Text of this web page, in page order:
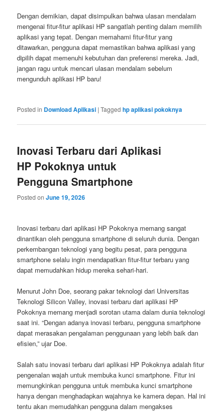
Dengan demikian, dapat disimpulkan bahwa ulasan mendalam
mengenai fitur-fitur aplikasi HP sangatlah penting dalam memilih
aplikasi yang tepat. Dengan memahami fitur-fitur yang
ditawarkan, pengguna dapat memastikan bahwa aplikasi yang
dipilih dapat memenuhi kebutuhan dan preferensi mereka. Jadi,
jangan ragu untuk mencari ulasan mendalam sebelum
mengunduh aplikasi HP baru!
Posted in Download Aplikasi |Tagged hp aplikasi pokoknya
Inovasi Terbaru dari Aplikasi
HP Pokoknya untuk
Pengguna Smartphone
Posted onJune 19, 2026
Inovasi terbaru dari aplikasi HP Pokoknya memang sangat
dinantikan oleh pengguna smartphone di seluruh dunia. Dengan
perkembangan teknologi yang begitu pesat, para pengguna
smartphone selalu ingin mendapatkan fitur-fitur terbaru yang
dapat memudahkan hidup mereka sehari-hari.
Menurut John Doe, seorang pakar teknologi dari Universitas
Teknologi Silicon Valley, inovasi terbaru dari aplikasi HP
Pokoknya memang menjadi sorotan utama dalam dunia teknologi
saat ini. “Dengan adanya inovasi terbaru, pengguna smartphone
dapat merasakan pengalaman penggunaan yang lebih baik dan
efisien,” ujar Doe.
Salah satu inovasi terbaru dari aplikasi HP Pokoknya adalah fitur
pengenalan wajah untuk membuka kunci smartphone. Fitur ini
memungkinkan pengguna untuk membuka kunci smartphone
hanya dengan menghadapkan wajahnya ke kamera depan. Hal ini
tentu akan memudahkan pengguna dalam mengakses